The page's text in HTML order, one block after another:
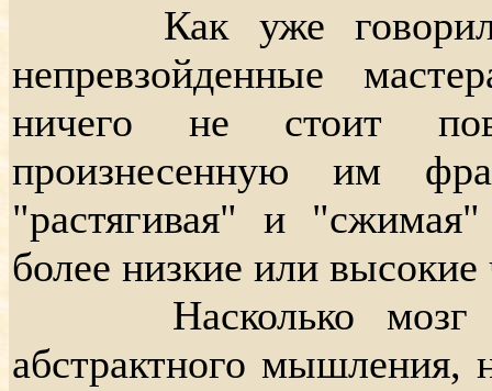
Как уже
непревзойденные
ничего не стоит
произнесенную им
"растягивая" и
более низкие или высокие
Насколько мозг
абстрактного мышления,